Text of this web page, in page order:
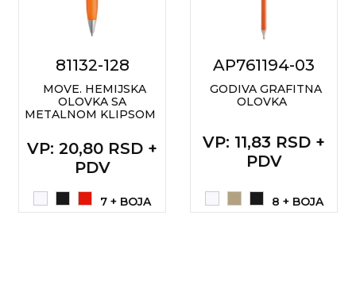
81132-128
MOVE. HEMIJSKA
OLOVKA SA
METALNOM KLIPSOM
VP: 20,80 RSD +
PDV
7 + BOJA
AP761194-03
GODIVA GRAFITNA
OLOVKA
VP: 11,83 RSD +
PDV
8 + BOJA